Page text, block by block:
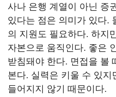
사나 은행 계열이 아닌 증
있다는 점은 의미가 있다.
의 지원도 필요하다. 하지
자본으로 움직인다. 좋은
받침돼야 한다. 면접을 볼
본다. 실력은 키울 수 있
들어지지 않기 때문이다.